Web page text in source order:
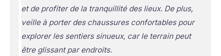
et de profiter de la tranquillité des lieux. De plus,
veille à porter des chaussures confortables pour
explorer les sentiers sinueux, car le terrain peut
être glissant par endroits.